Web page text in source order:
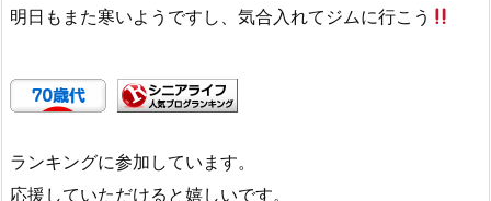
明日もまた寒いようですし、気合入れてジムに行こう
ランキングに参加しています。
応援していただけると嬉しいです。